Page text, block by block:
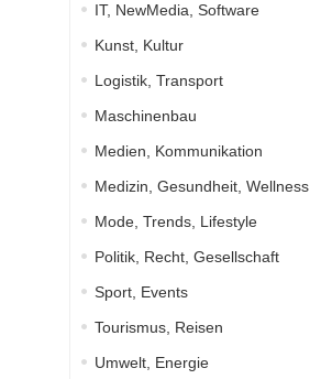
IT, NewMedia, Software
Kunst, Kultur
Logistik, Transport
Maschinenbau
Medien, Kommunikation
Medizin, Gesundheit, Wellness
Mode, Trends, Lifestyle
Politik, Recht, Gesellschaft
Sport, Events
Tourismus, Reisen
Umwelt, Energie